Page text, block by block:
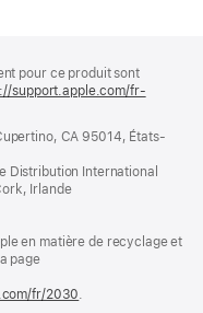
pour ce produit sont
support.apple.com/fr-
CA 95014, États-
Distribution International
Irlande
en matière de recyclage et
page
fr/2030.